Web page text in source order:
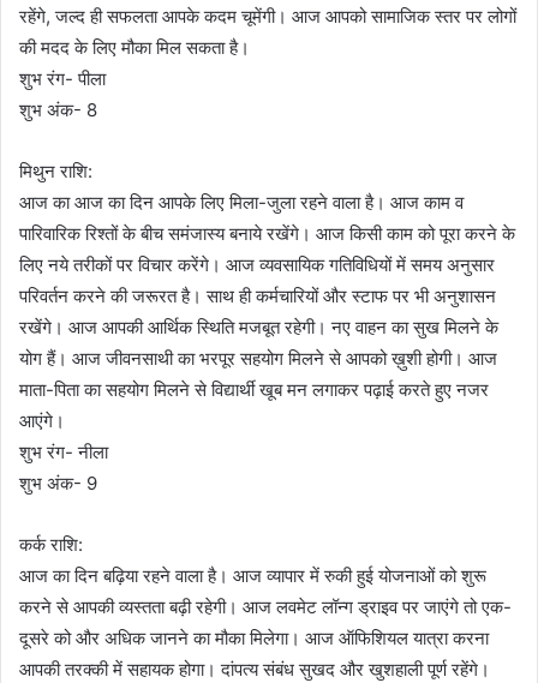
रहेंगे, जल्द ही सफलता आपके कदम चूमेंगी। आज आपको सामाजिक स्तर पर लोगों
की मदद के लिए मौका मिल सकता है।
शुभ रंग- पीला
शुभ अंक- 8
मिथुन राशि:
आज का आज का दिन आपके लिए मिला-जुला रहने वाला है। आज काम व
पारिवारिक रिश्तों के बीच समंजास्य बनाये रखेंगे। आज किसी काम को पूरा करने के
लिए नये तरीकों पर विचार करेंगे। आज व्यवसायिक गतिविधियों में समय अनुसार
परिवर्तन करने की जरूरत है। साथ ही कर्मचारियों और स्टाफ पर भी अनुशासन
रखेंगे। आज आपकी आर्थिक स्थिति मजबूत रहेगी। नए वाहन का सुख मिलने के
योग हैं। आज जीवनसाथी का भरपूर सहयोग मिलने से आपको ख़ुशी होगी। आज
माता-पिता का सहयोग मिलने से विद्यार्थी खूब मन लगाकर पढ़ाई करते हुए नजर
आएंगे।
शुभ रंग- नीला
शुभ अंक- 9
कर्क राशि:
आज का दिन बढ़िया रहने वाला है। आज व्यापार में रुकी हुई योजनाओं को शुरू
करने से आपकी व्यस्तता बढ़ी रहेगी। आज लवमेट लॉन्ग ड्राइव पर जाएंगे तो एक-
दूसरे को और अधिक जानने का मौका मिलेगा। आज ऑफिशियल यात्रा करना
आपकी तरक्की में सहायक होगा। दांपत्य संबंध सुखद और खुशहाली पूर्ण रहेंगे।